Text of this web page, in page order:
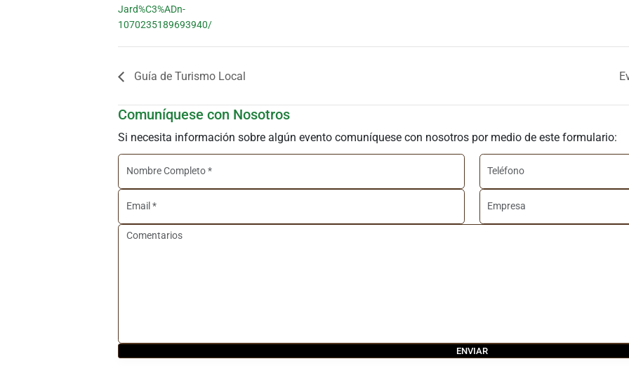
Jard%C3%ADn-
1070235189693940/
Guía de Turismo Local
Comuníquese con Nosotros
Si necesita información sobre algún evento comuníquese con nosotros por medio de este formulario: